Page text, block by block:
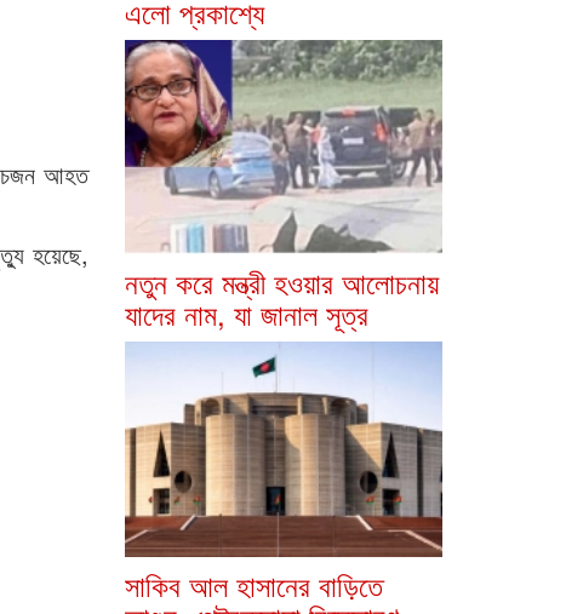
আহত
হয়েছে,
এলো প্রকাশ্যে
নতুন করে মন্ত্রী হওয়ার আলোচনায়
যাদের নাম, যা জানাল সূত্র
সাকিব আল হাসানের বাড়িতে